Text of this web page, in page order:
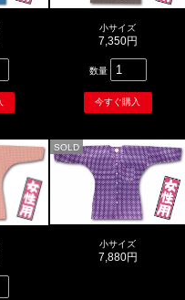
小サイズ
7,350円
数量
SOLD
小サイズ
7,880円